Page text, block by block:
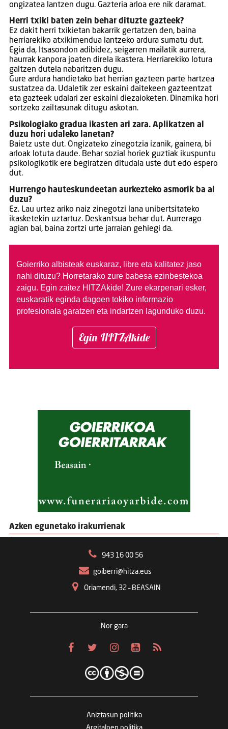
ongizatea lantzen dugu. Gazteria arloa ere nik daramat.
Herri txiki baten zein behar dituzte gazteek?
Ez dakit herri txikietan bakarrik gertatzen den, baina
herriarekiko atxikimendua lantzeko ardura sumatu dut.
Egia da, Itsasondon adibidez, seigarren mailatik aurrera,
haurrak kanpora joaten direla ikastera. Herriarekiko lotura
galtzen dutela nabaritzen dugu.
Gure ardura handietako bat herrian gazteen parte hartzea
sustatzea da. Udaletik zer eskaini daitekeen gazteentzat
eta gazteek udalari zer eskaini diezaioketen. Dinamika hori
sortzeko zailtasunak ditugu askotan.
Psikologiako gradua ikasten ari zara. Aplikatzen al
duzu hori udaleko lanetan?
Baietz uste dut. Ongizateko zinegotzia izanik, gainera, bi
arloak lotuta daude. Behar sozial horiek guztiak ikuspuntu
psikologikotik ere begiratzen ditudala uste dut edo espero
dut.
Hurrengo hauteskundeetan aurkezteko asmorik ba al
duzu?
Ez. Lau urtez ariko naiz zinegotzi lana unibertsitateko
ikasketekin uztartuz. Deskantsua behar dut. Aurrerago
agian bai, baina zortzi urte jarraian gehiegi da.
Goierriko albisteak euskaraz, libre eta kalitatez jaso
nahi dituzu? Horretarako zure babesa ezinbestekoa
zaigu. Egin zaitez HITZAkide! Zure ekarpenari esker,
euskaratik eginda dagoen tokiko informazio
profesionala garatzen eta indartzen lagunduko duzu.
Egin HITZAkide
Azken egunetako irakurrienak
943 16 00 56
goiberri@hitza.eus
Oriamendi, 32 – BEASAIN
Nor gara
Aniztasun politika